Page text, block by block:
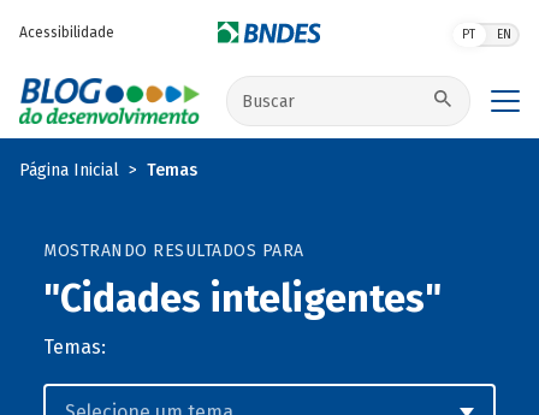
Acessibilidade PT EN
Buscar no site
Página Inicial Temas
MOSTRANDO RESULTADOS PARA
"Cidades inteligentes"
Temas: